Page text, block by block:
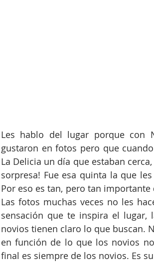
Les hablo del lugar porque con
gustaron en fotos pero que
La Delicia un día que estaban
sorpresa! Fue esa quinta la que
Por eso es tan, pero tan
Las fotos muchas veces no les
sensación que te inspira el
novios tienen claro lo que buscan.
en función de lo que los novios
final es siempre de los novios. Es